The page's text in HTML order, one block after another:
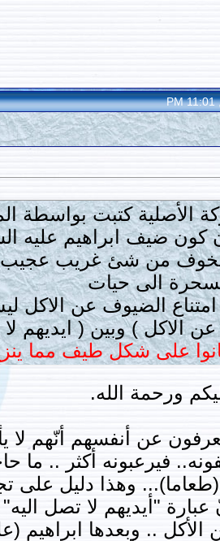
الأصلية كتبت بواسطة
كون ضيف ابراهيم عليه
من شئ غريب عجيب
الى حيات
الضيوف عن الاكل
عن الاكل ) وبين ( ايديهم
على شكل طيف مما
ورحمة الله.
يعرفون عن أنفسهم أنّهم
فيرعبونه أكثر ..
وهذا دليل على
"أيديهم لا تصل
الأكل .. وبعدها ابراهيم